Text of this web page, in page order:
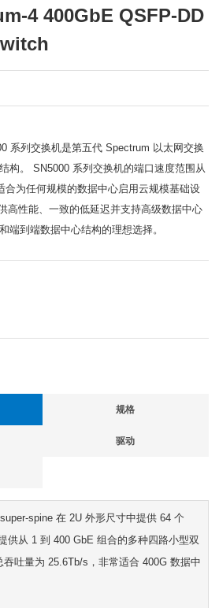
4 400GbE QSFP-DD
系列交换机是第五代 Spectrum 以太网交换
构。 SN5000 系列交换机的端口速度范围从
合为任何规模的数据中心启用云规模基础设
高性能、一致的低延迟并支持高级数据中心
端到端数据中心结构的理想选择。
规格
驱动
spine 在 2U 外形尺寸中提供 64 个
供从 1 到 400 GbE 组合的多种四路小型双
吐量为 25.6Tb/s，非常适合 400G 数据中